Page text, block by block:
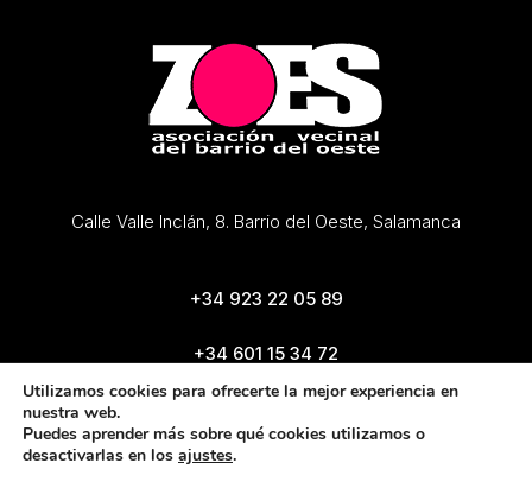
Calle Valle Inclán, 8. Barrio del Oeste, Salamanca
+34 923 22 05 89
+34 601 15 34 72
zoes@zoes.es
Utilizamos cookies para ofrecerte la mejor experiencia en
nuestra web.
Puedes aprender más sobre qué cookies utilizamos o
desactivarlas en los ajustes.